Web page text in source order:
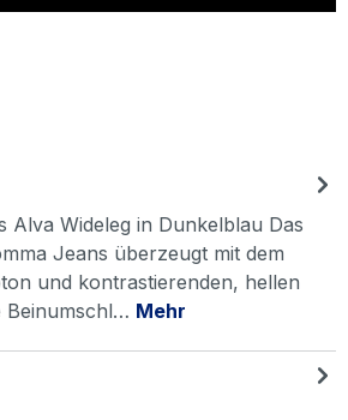
Alva Wideleg in Dunkelblau Das
Jeans überzeugt mit dem
und kontrastierenden, hellen
Beinumschl… Mehr